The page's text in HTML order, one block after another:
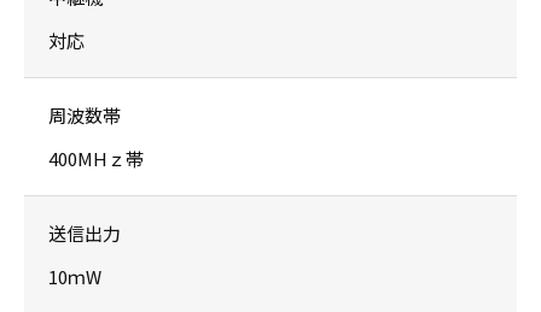
対応
周波数帯
400MHｚ帯
送信出力
10ｍW